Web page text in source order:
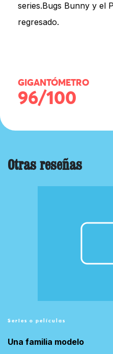
series.Bugs Bunny y el
regresado.
GIGANTÓMETRO
96/100
Otras reseñas
Series o películas
Una familia modelo